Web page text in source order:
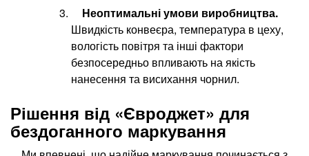
Неоптимальні умови виробництва.
Швидкість конвеєра, температура в цеху,
вологість повітря та інші фактори
безпосередньо впливають на якість
нанесення та висихання чорнил.
Рішення від «Євроджет» для
бездоганного маркування